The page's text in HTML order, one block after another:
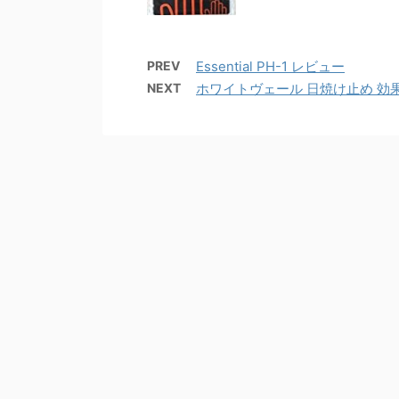
PREV Essential PH-1 レビュー
NEXT ホワイトヴェール 日焼け止め 効